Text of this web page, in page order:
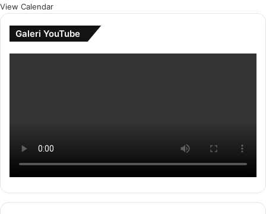
View Calendar
Galeri YouTube